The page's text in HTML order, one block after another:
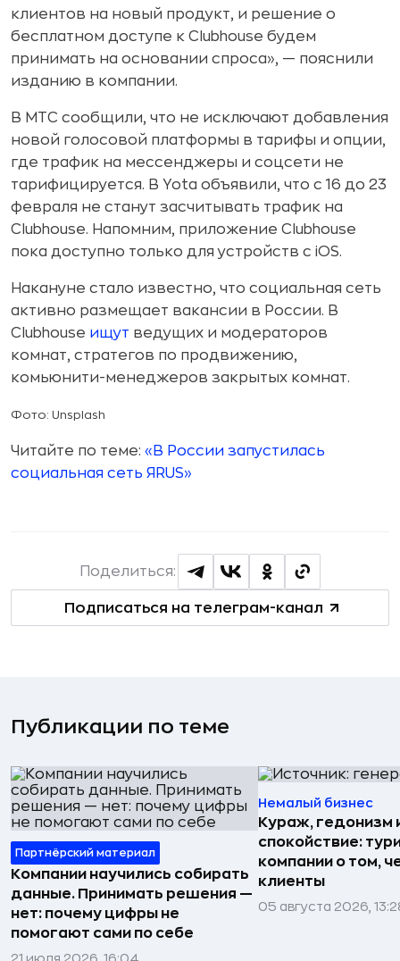
клиентов на новый продукт, и решение о
бесплатном доступе к Clubhouse будем
принимать на основании спроса», — пояснили
изданию в компании.
В МТС сообщили, что не исключают добавления
новой голосовой платформы в тарифы и опции,
где трафик на мессенджеры и соцсети не
тарифицируется. В Yota объявили, что с 16 до 23
февраля не станут засчитывать трафик на
Clubhouse. Напомним, приложение Clubhouse
пока доступно только для устройств с iOS.
Накануне стало известно, что социальная сеть
активно размещает вакансии в России. В
Clubhouse ищут ведущих и модераторов
комнат, стратегов по продвижению,
комьюнити-менеджеров закрытых комнат.
Фото: Unsplash
Читайте по теме: «В России запустилась
социальная сеть ЯRUS»
Подписаться на телеграм-канал
Поделиться:
Публикации по теме
Партнёрский материал
Компании научились собирать
данные. Принимать решения —
нет: почему цифры не
помогают сами по себе
21 июля 2026, 16:04
Немалый бизнес
Кураж, гедонизм
спокойствие:
компании о том,
клиенты
05 августа 2026,